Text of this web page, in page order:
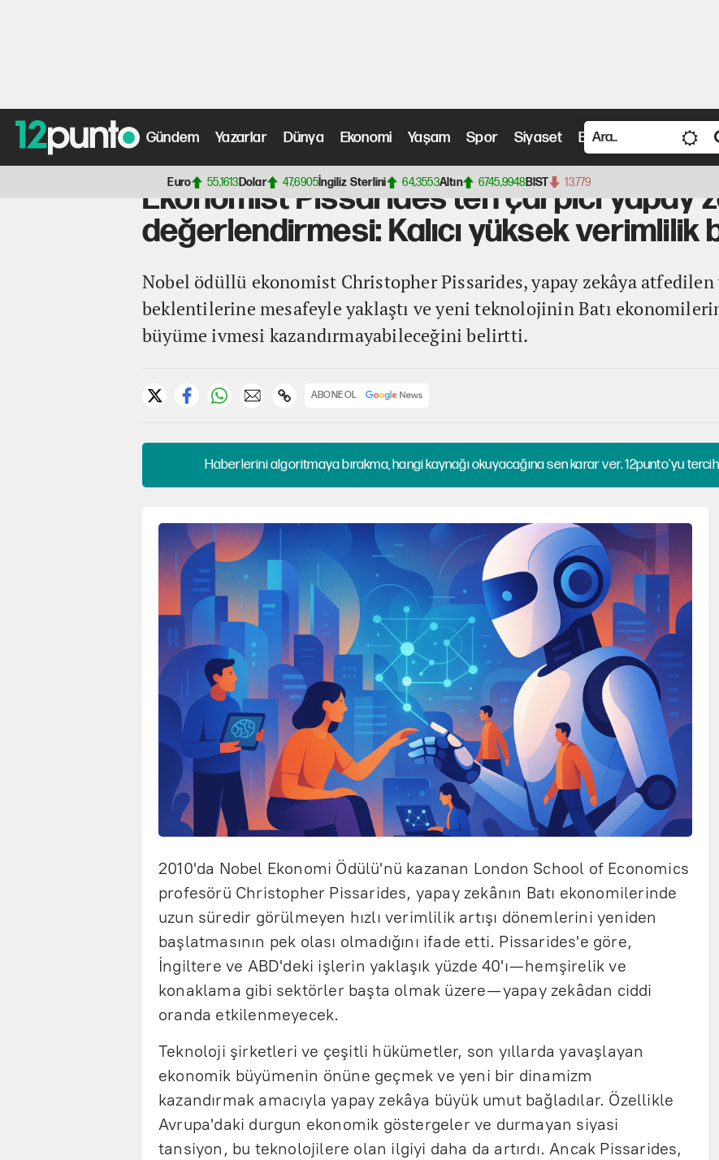
Gündem Yazarlar Dünya Ekonomi Yaşam Spor Siyaset Bilim ve Teknoloji
Euro 55,1613Dolar 47,6905İngiliz Sterlini 64,3553Altın 6745,9948BIST 13.779
Anasayfa>Ekonomi Haberleri> Ekonomist Pissarides'ten çarpıcı yapay zeka değerlendirmesi: Kalıcı yüksek verimlilik beklemeyin
Ekonomist Pissarides'ten çarpıcı yapay
değerlendirmesi: Kalıcı yüksek verimlilik
Nobel ödüllü ekonomist Christopher Pissarides, yapay zekâya
beklentilerine mesafeyle yaklaştı ve yeni teknolojinin Batı
büyüme ivmesi kazandırmayabileceğini belirtti.
ABONE OL
Haberlerini algoritmaya bırakma, hangi kaynağı okuyacağına sen karar ver. 12punto'yu
2010'da Nobel Ekonomi Ödülü'nü kazanan London School of Economics
profesörü Christopher Pissarides, yapay zekânın Batı ekonomilerinde
uzun süredir görülmeyen hızlı verimlilik artışı dönemlerini yeniden
başlatmasının pek olası olmadığını ifade etti. Pissarides'e göre,
İngiltere ve ABD'deki işlerin yaklaşık yüzde 40'ı —hemşirelik ve
konaklama gibi sektörler başta olmak üzere— yapay zekâdan ciddi
oranda etkilenmeyecek.
Teknoloji şirketleri ve çeşitli hükümetler, son yıllarda yavaşlayan
ekonomik büyümenin önüne geçmek ve yeni bir dinamizm
kazandırmak amacıyla yapay zekâya büyük umut bağladılar. Özellikle
Avrupa'daki durgun ekonomik göstergeler ve durmayan siyasi
tansiyon, bu teknolojilere olan ilgiyi daha da artırdı. Ancak Pissarides,